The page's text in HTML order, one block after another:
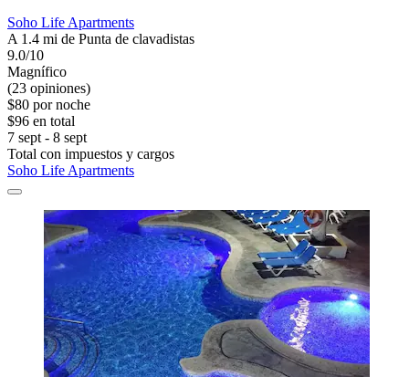
Soho Life Apartments
A 1.4 mi de Punta de clavadistas
9.0/10
Magnífico
(23 opiniones)
$80 por noche
$96 en total
7 sept - 8 sept
Total con impuestos y cargos
Soho Life Apartments